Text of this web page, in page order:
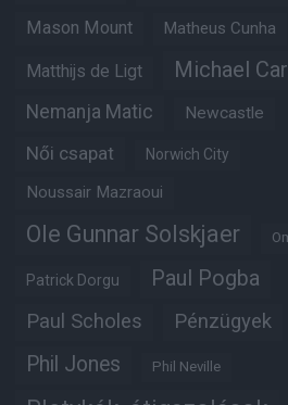
Mason Mount Matheus Cunha
Matthijs de Ligt Michael
Nemanja Matic Newcastle
Női csapat Norwich City
Noussair Mazraoui
Ole Gunnar Solskjaer
Patrick Dorgu Paul Pogba
Paul Scholes Pénzügyek
Phil Jones Phil Neville